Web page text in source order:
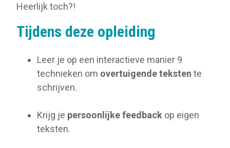
Heerlijk toch?!
Tijdens deze opleiding
Leer je op een interactieve manier 9
technieken om overtuigende teksten te
schrijven.
Krijg je persoonlijke feedback op eigen
teksten.